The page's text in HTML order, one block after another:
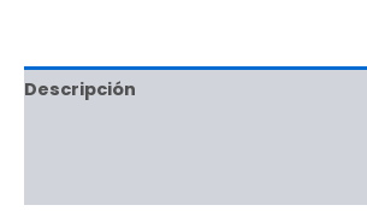
Descripción